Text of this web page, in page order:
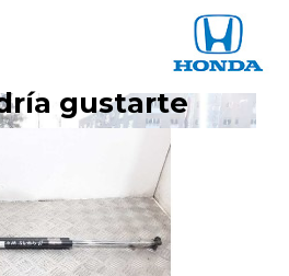
gustarte